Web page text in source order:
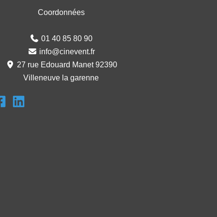
Coordonnées
01 40 85 80 90
info@cinevent.fr
27 rue Edouard Manet 92390
Villeneuve la garenne